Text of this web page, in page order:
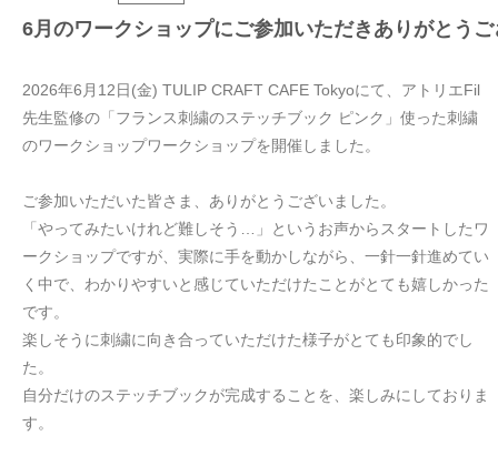
6月のワークショップにご参加いただきありがとう
2026年6月12日(金) TULIP CRAFT CAFE Tokyoにて、アトリエFil
先生監修の「フランス刺繍のステッチブック ピンク」使った刺繍
のワークショップワークショップを開催しました。
ご参加いただいた皆さま、ありがとうございました。
「やってみたいけれど難しそう…」というお声からスタートしたワ
ークショップですが、実際に手を動かしながら、一針一針進めてい
く中で、わかりやすいと感じていただけたことがとても嬉しかった
です。
楽しそうに刺繍に向き合っていただけた様子がとても印象的でし
た。
自分だけのステッチブックが完成することを、楽しみにしておりま
す。